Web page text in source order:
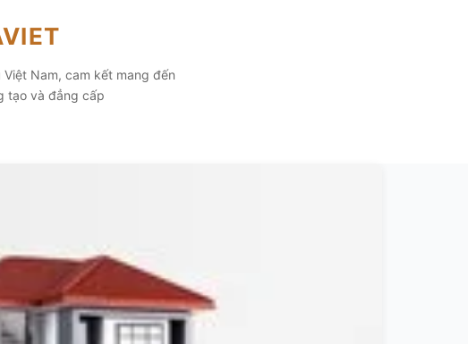
Nam, cam kết mang đến
tạo và đẳng cấp